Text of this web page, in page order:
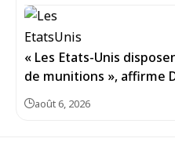
« Les Etats-Unis
de munitions », affirme
août 6, 2026